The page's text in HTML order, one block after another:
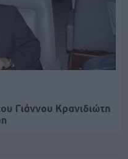
Γιάννου Κρανιδιώτη